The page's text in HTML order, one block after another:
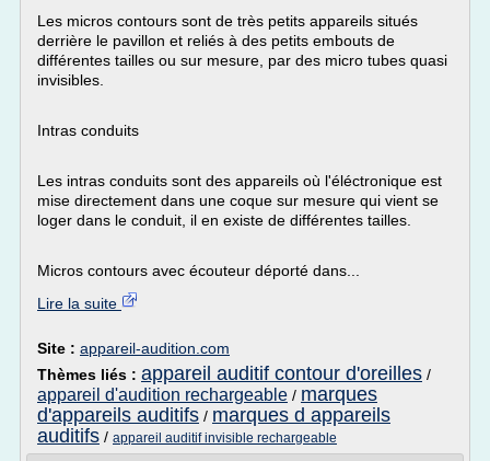
Les micros contours sont de très petits appareils situés
derrière le pavillon et reliés à des petits embouts de
différentes tailles ou sur mesure, par des micro tubes quasi
invisibles.
Intras conduits
Les intras conduits sont des appareils où l'éléctronique est
mise directement dans une coque sur mesure qui vient se
loger dans le conduit, il en existe de différentes tailles.
Micros contours avec écouteur déporté dans...
Lire la suite
Site : appareil-audition.com
Thèmes liés : appareil auditif contour d'oreilles /
appareil d'audition rechargeable / marques
d'appareils auditifs / marques d appareils
auditifs / appareil auditif invisible rechargeable